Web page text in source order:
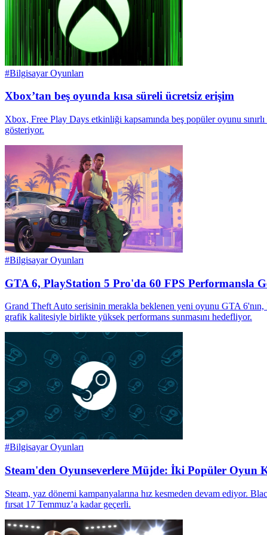
#Bilgisayar Oyunları
Xbox’tan beş oyunda kısa süreli ücretsiz erişim
Xbox, Free Play Days etkinliği kapsamında beş popüler oyunu
gösteriyor.
#Bilgisayar Oyunları
GTA 6, PlayStation 5 Pro'da 60 FPS Performansla
Grand Theft Auto serisinin merakla beklenen yeni oyunu GTA 6'nın,
grafik kalitesiyle birlikte yüksek performans sunmasını hedefliyor.
#Bilgisayar Oyunları
Steam'den Oyunseverlere Müjde: İki Popüler Oyun
Steam, yaz dönemi kampanyalarına hız kesmeden devam ediyor.
fırsat 17 Temmuz’a kadar geçerli.